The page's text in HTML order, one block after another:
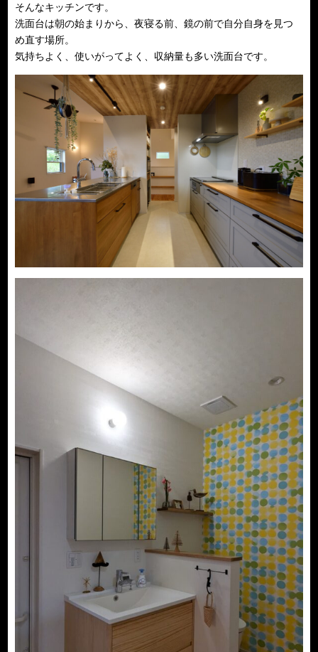
そんなキッチンです。
洗面台は朝の始まりから、夜寝る前、鏡の前で自分自身を見つ
め直す場所。
気持ちよく、使いがってよく、収納量も多い洗面台です。